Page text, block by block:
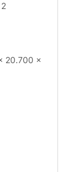
20.700 x